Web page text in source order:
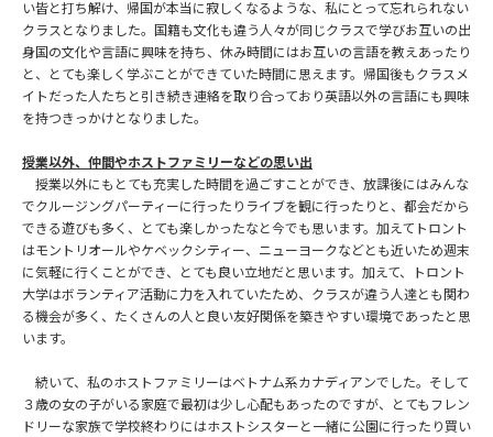
い皆と打ち解け、帰国が本当に寂しくなるような、私にとって忘れられない
クラスとなりました。国籍も文化も違う人々が同じクラスで学びお互いの出
身国の文化や言語に興味を持ち、休み時間にはお互いの言語を教えあったり
と、とても楽しく学ぶことができていた時間に思えます。帰国後もクラスメ
イトだった人たちと引き続き連絡を取り合っており英語以外の言語にも興味
を持つきっかけとなりました。
授業以外、仲間やホストファミリーなどの思い出
授業以外にもとても充実した時間を過ごすことができ、放課後にはみんな
でクルージングパーティーに行ったりライブを観に行ったりと、都会だから
できる遊びも多く、とても楽しかったなと今でも思います。加えてトロント
はモントリオールやケベックシティー、ニューヨークなどとも近いため週末
に気軽に行くことができ、とても良い立地だと思います。加えて、トロント
大学はボランティア活動に力を入れていたため、クラスが違う人達とも関わ
る機会が多く、たくさんの人と良い友好関係を築きやすい環境であったと思
います。
続いて、私のホストファミリーはベトナム系カナディアンでした。そして
３歳の女の子がいる家庭で最初は少し心配もあったのですが、とてもフレン
ドリーな家族で学校終わりにはホストシスターと一緒に公園に行ったり買い